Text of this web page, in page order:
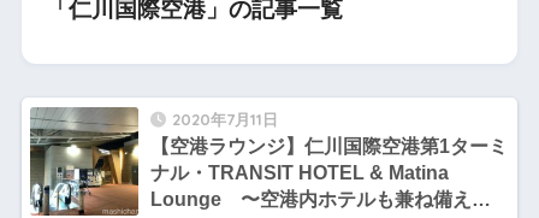
「仁川国際空港」の記事一覧
2020年7月11日
【空港ラウンジ】仁川国際空港第1ターミ
ナル・TRANSIT HOTEL & Matina
Lounge 〜空港内ホテルも兼ね備えた